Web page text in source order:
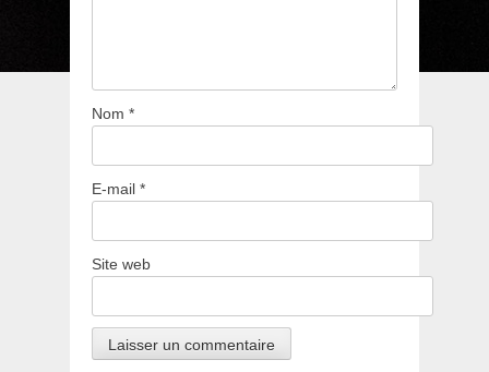
Nom *
E-mail *
Site web